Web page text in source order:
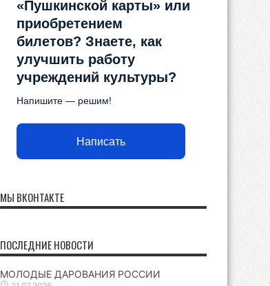
«Пушкинской карты» или
приобретением
билетов? Знаете, как
улучшить работу
учреждений культуры?
Напишите — решим!
Написать
МЫ ВКОНТАКТЕ
ПОСЛЕДНИЕ НОВОСТИ
МОЛОДЫЕ ДАРОВАНИЯ РОССИИ